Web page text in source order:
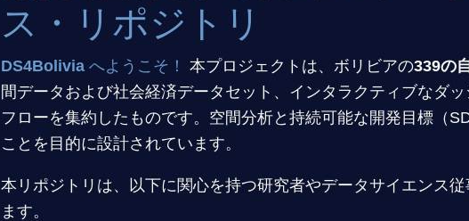
ス・リポジトリ
DS4Bolivia へようこそ！ 本プロジェクトは、ボリビアの339の
間データおよび社会経済データセット、インタラクティブなダ
フローを集約したものです。空間分析と持続可能な開発目標（
ことを目的に設計されています。
本リポジトリは、以下に関心を持つ研究者やデータサイエンス
ます。